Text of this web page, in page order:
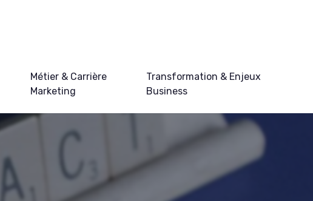
Métier & Carrière
Marketing
Transformation & Enjeux
Business